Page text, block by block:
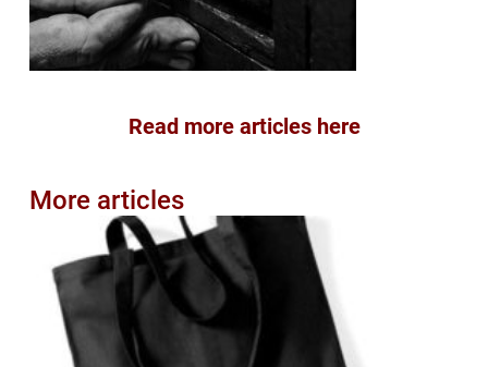
Read more articles here
More articles